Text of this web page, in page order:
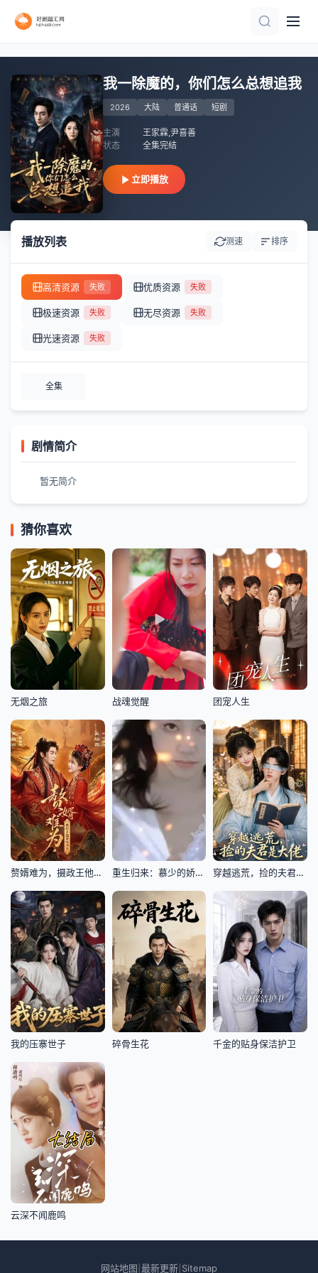
我一除魔的，你们怎么总想追我
2026 大陆 普通话 短剧
主演
王家霖,尹喜善
状态
全集完结
立即播放
播放列表 测速 排序
高清资源 失败 优质资源 失败
极速资源 失败 无尽资源 失败
光速资源 失败
全集
剧情简介
暂无简介
猜你喜欢
全集完结
无烟之旅
已完结
战魂觉醒
更新全集
团宠人生
完结
赘婿难为，摄政王他茶味冲天
全集完结
重生归来：慕少的娇妻飒又甜
全集完结
穿越逃荒，捡的夫君是大佬
全集完结
我的压寨世子
已完结
碎骨生花
全集完结
千金的贴身保洁护卫
第9集完结
云深不闻鹿鸣
网站地图 最新更新 Sitemap